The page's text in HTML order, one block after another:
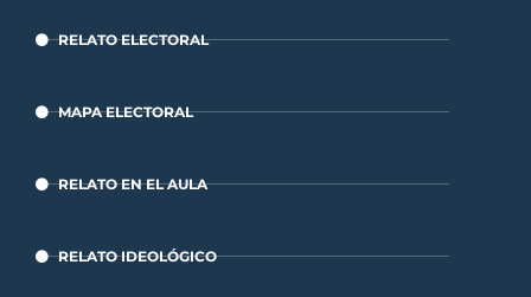
RELATO ELECTORAL
MAPA ELECTORAL
RELATO EN EL AULA
RELATO IDEOLÓGICO